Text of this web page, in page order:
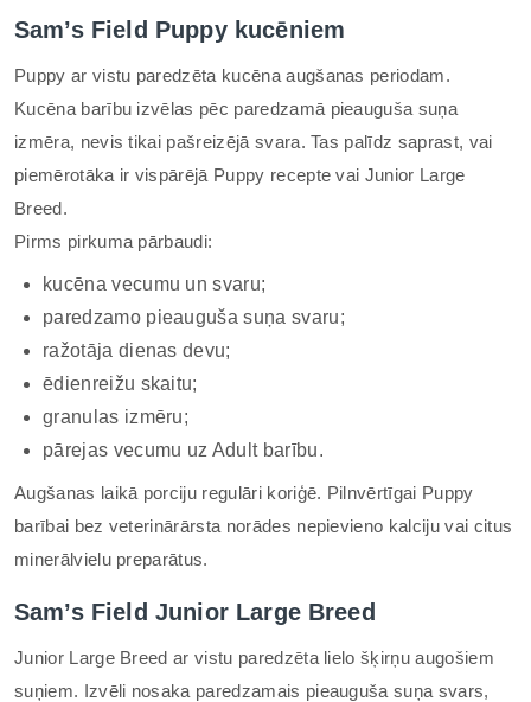
Sam’s Field Puppy kucēniem
Puppy ar vistu paredzēta kucēna augšanas periodam.
Kucēna barību izvēlas pēc paredzamā pieauguša suņa
izmēra, nevis tikai pašreizējā svara. Tas palīdz saprast, vai
piemērotāka ir vispārējā Puppy recepte vai Junior Large
Breed.
Pirms pirkuma pārbaudi:
kucēna vecumu un svaru;
paredzamo pieauguša suņa svaru;
ražotāja dienas devu;
ēdienreižu skaitu;
granulas izmēru;
pārejas vecumu uz Adult barību.
Augšanas laikā porciju regulāri koriģē. Pilnvērtīgai Puppy
barībai bez veterinārārsta norādes nepievieno kalciju vai citus
minerālvielu preparātus.
Sam’s Field Junior Large Breed
Junior Large Breed ar vistu paredzēta lielo šķirņu augošiem
suņiem. Izvēli nosaka paredzamais pieauguša suņa svars,